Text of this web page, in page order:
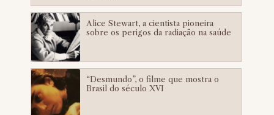
Alice Stewart, a cientista pioneira
sobre os perigos da radiação na saúde
“Desmundo”, o filme que mostra o
Brasil do século XVI